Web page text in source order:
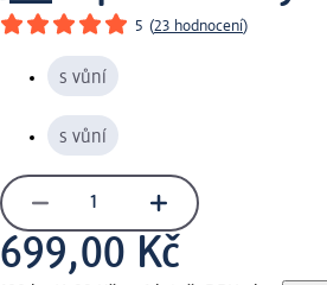
5 (23 hodnocení)
s vůní
s vůní
699,00 Kč